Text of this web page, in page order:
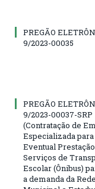
PREGÃO
9/2023-00035
PREGÃO
9/2023-00037-SRP
(Contratação de
Especializada para
Eventual
Serviços de
Escolar (Ônibus)
a demanda da Rede